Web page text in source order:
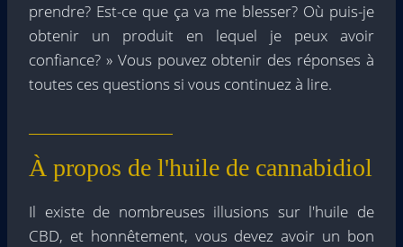
prendre? Est-ce que ça va me blesser? Où puis-je
obtenir un produit en lequel je peux avoir
confiance? » Vous pouvez obtenir des réponses à
toutes ces questions si vous continuez à lire.
À propos de l'huile de cannabidiol
Il existe de nombreuses illusions sur l'huile de
CBD, et honnêtement, vous devez avoir un bon